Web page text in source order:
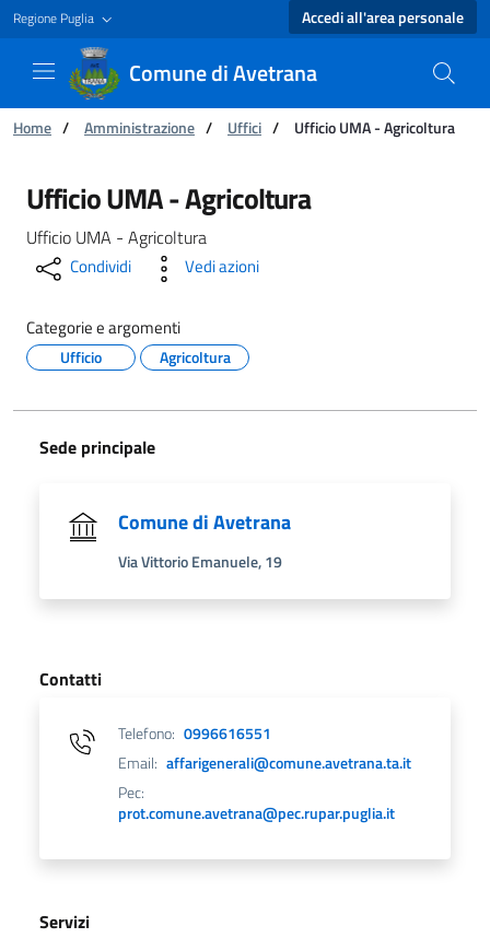
Regione Puglia Accedi all'area personale
Comune di Avetrana
Ti trovi in:
Home / Amministrazione / Uffici / Ufficio UMA - Agricoltura
Ufficio UMA - Agricoltura - Comune di
Ufficio UMA - Agricoltura
Ufficio UMA - Agricoltura
Condividi Vedi azioni
Categorie e argomenti
Ufficio Agricoltura
Sede principale
Comune di Avetrana
Via Vittorio Emanuele, 19
Contatti
Telefono: 0996616551
Email: affarigenerali@comune.avetrana.ta.it
Pec:
prot.comune.avetrana@pec.rupar.puglia.it
Servizi